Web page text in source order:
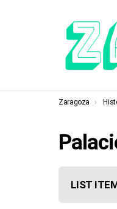
You are here:
Zaragoza
LIST